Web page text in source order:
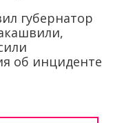
губернатор
об инциденте